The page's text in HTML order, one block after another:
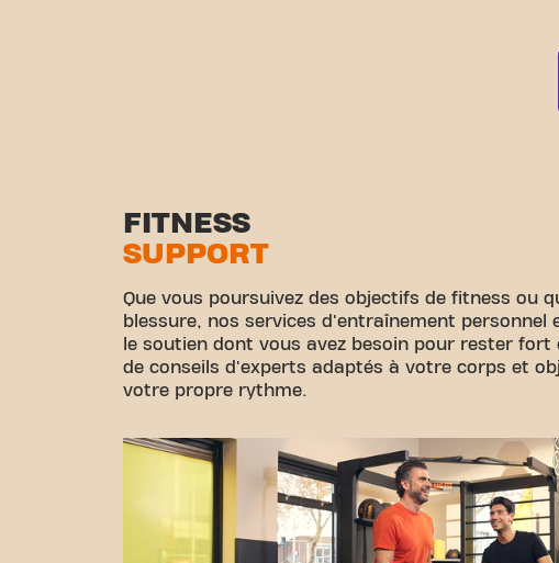
FITNESS
SUPPORT
Que vous poursuivez des objectifs de fitness ou
blessure, nos services d'entraînement
le soutien dont vous avez besoin pour rester fort
de conseils d'experts adaptés à votre corps et
votre propre rythme.